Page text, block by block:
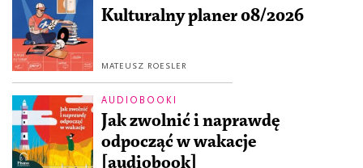
Kulturalny planer 08/2026
MATEUSZ ROESLER
AUDIOBOOKI
Jak zwolnić i naprawdę
odpocząć w wakacje
[audiobook]